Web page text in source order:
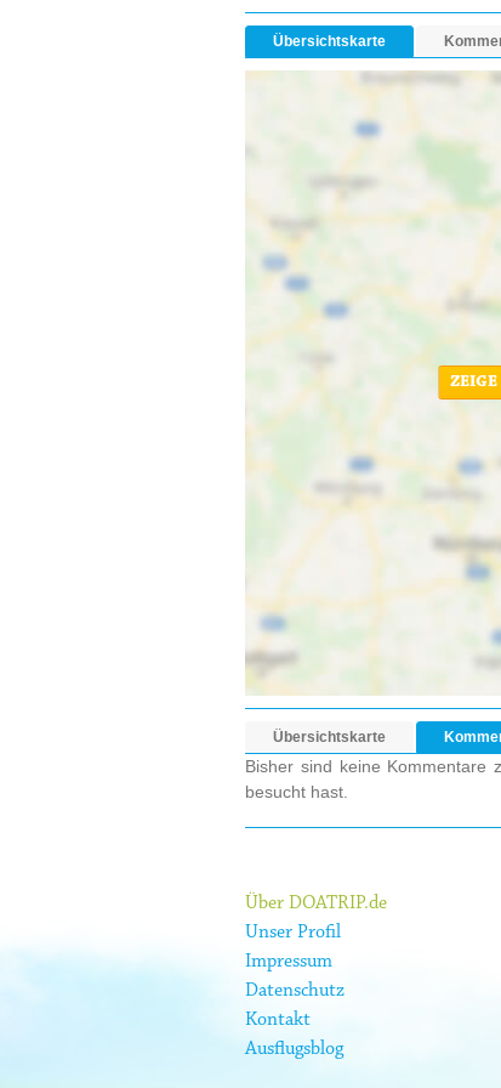
Übersichtskarte
Übersichtskarte
Bisher sind keine Kommentare
besucht hast.
Über DOATRIP.de
Unser Profil
Impressum
Datenschutz
Kontakt
Ausflugsblog